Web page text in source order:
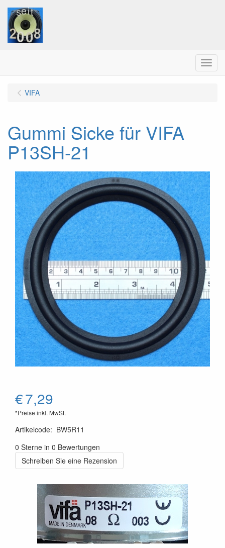
Menu
VIFA
Gummi Sicke für VIFA
P13SH-21
€7,29
*Preise inkl. MwSt.
Artikelcode: BW5R11
0 Sterne in 0 Bewertungen
Schreiben Sie eine Rezension